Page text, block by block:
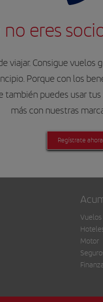
no eres
Consigue
Porque con los
también puedes usar
más con nuestras
Regístrate ahora
Vuelos
Motor